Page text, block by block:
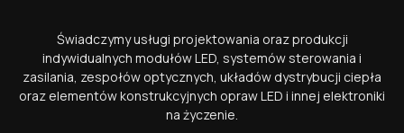
Świadczymy usługi projektowania oraz produkcji
indywidualnych modułów LED, systemów sterowania i
zasilania, zespołów optycznych, układów dystrybucji ciepła
oraz elementów konstrukcyjnych opraw LED i innej elektroniki
na życzenie.